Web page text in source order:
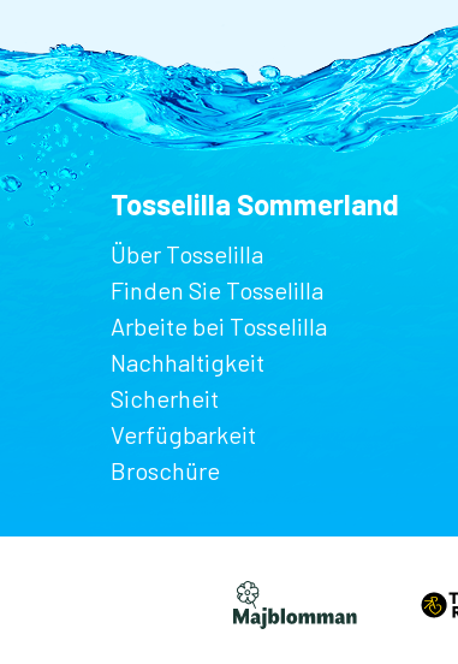
Tosselilla Sommerland
Über Tosselilla
Finden Sie Tosselilla
Arbeite bei Tosselilla
Nachhaltigkeit
Sicherheit
Verfügbarkeit
Broschüre